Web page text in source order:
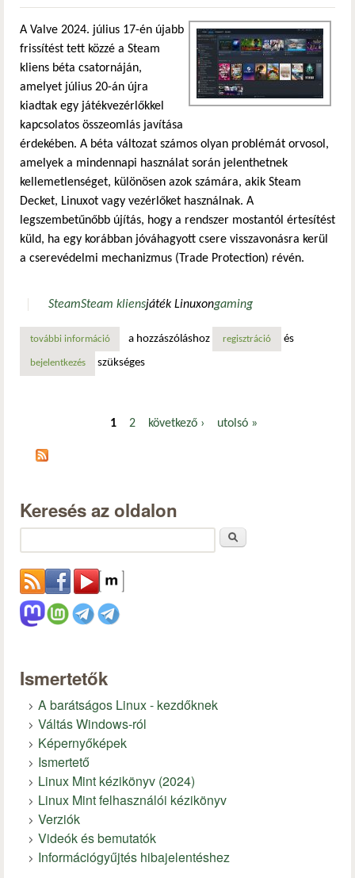
A Valve 2024. július 17-én újabb
frissítést tett közzé a Steam
kliens béta csatornáján,
amelyet július 20-án újra
kiadtak egy játékvezérlőkkel
kapcsolatos összeomlás javítása
érdekében. A béta változat számos olyan problémát orvosol,
amelyek a mindennapi használat során jelenthetnek
kellemetlenséget, különösen azok számára, akik Steam
Decket, Linuxot vagy vezérlőket használnak. A
legszembetűnőbb újítás, hogy a rendszer mostantól értesítést
küld, ha egy korábban jóváhagyott csere visszavonásra kerül
a cserevédelmi mechanizmus (Trade Protection) révén.
SteamSteam kliensjáték Linuxongaming
további információmegérkezett a steam kliens béta frissítése: fontos
a hozzászóláshoz regisztráció és
bejelentkezés szükséges
Oldalak
1 2 következő › utolsó »
Keresés az oldalon
Ismertetők
A barátságos Linux - kezdőknek
Váltás Windows-ról
Képernyőképek
Ismertető
Linux Mint kézikönyv (2024)
Linux Mint felhasználói kézikönyv
Verziók
Videók és bemutatók
Információgyűjtés hibajelentéshez